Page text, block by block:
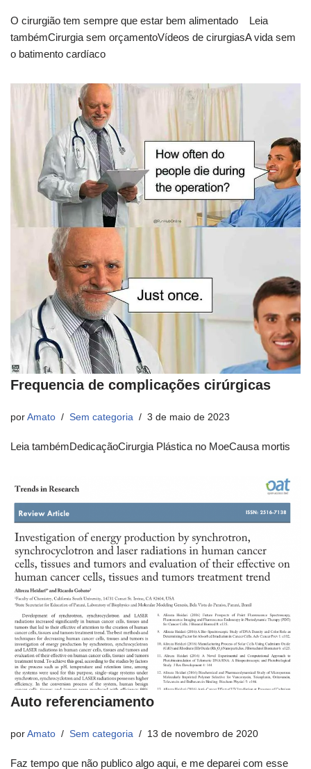
O cirurgião tem sempre que estar bem alimentado Leia
tambémCirurgia sem orçamentoVídeos de cirurgiasA vida sem
o batimento cardíaco
Frequencia de complicações cirúrgicas
por Amato Sem categoria 3 de maio de 2023
Leia tambémDedicaçãoCirurgia Plástica no MoeCausa mortis
Auto referenciamento
por Amato Sem categoria 13 de novembro de 2020
Faz tempo que não publico algo aqui, e me deparei com esse